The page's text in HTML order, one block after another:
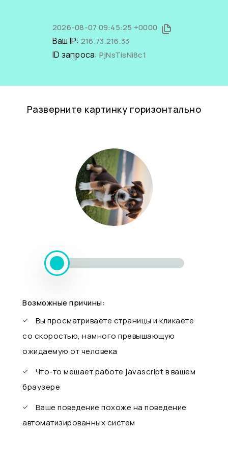
2026-08-07 09:45:25 +0000
Ваш IP: 216.73.216.33
ID запроса: PjNsTisNi8c1
Разверните картинку горизонтально
Возможные причины:
Вы просматриваете страницы и кликаете
со скоростью, намного превышающую
ожидаемую от человека
Что-то мешает работе javascript в вашем
браузере
Ваше поведение похоже на поведение
автоматизированных систем